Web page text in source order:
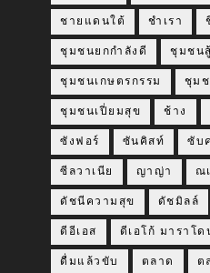
ชายแดนใต้ ชำเรา
ชุมชนยกกำลังดี ชุมชน
ชุมชนเกษตรกรรม ชุม
ชุมชนเปี่ยมสุข ช้าง
ซังฟอร์ ซันคิสท์ ซับ
ซีลวาเนีย ญาญ่า ณ
ดัชนีความสุข ดัชมิลล์
ดีอีเอส ดีเอโก้ มาราโด
ดื่มแล้วขับ ตลาด ต